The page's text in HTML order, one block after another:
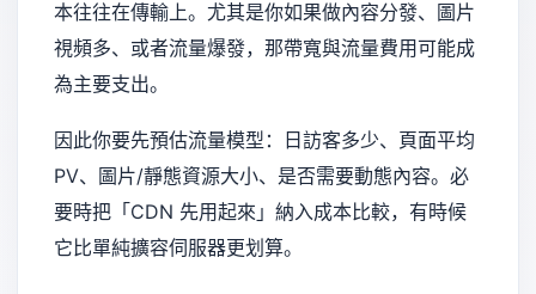
本往往在傳輸上。尤其是你如果做內容分發、圖片
視頻多、或者流量爆發，那帶寬與流量費用可能成
為主要支出。
因此你要先預估流量模型：日訪客多少、頁面平均
PV、圖片/靜態資源大小、是否需要動態內容。必
要時把「CDN 先用起來」納入成本比較，有時候
它比單純擴容伺服器更划算。